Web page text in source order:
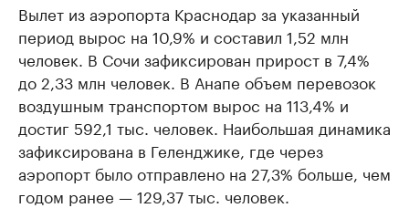
Вылет из аэропорта Краснодар за указанный
период вырос на 10,9% и составил 1,52 млн
человек. В Сочи зафиксирован прирост в 7,4%
до 2,33 млн человек. В Анапе объем перевозок
воздушным транспортом вырос на 113,4% и
достиг 592,1 тыс. человек. Наибольшая динамика
зафиксирована в Геленджике, где через
аэропорт было отправлено на 27,3% больше, чем
годом ранее — 129,37 тыс. человек.